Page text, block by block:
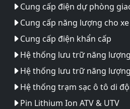
Cung cấp điện dự phòng
Cung cấp năng lượng cho
Cung cấp điện khẩn cấp
Hệ thống lưu trữ năng
Hệ thống lưu trữ năng
Hệ thống trạm sạc ô tô di
Pin Lithium Ion ATV & UTV